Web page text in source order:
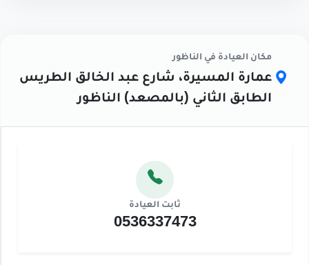
مكان العيادة في الناظور
عمارة المسيرة، شارع عبد الخالق الطريس
الطابق الثاني (بالمصعد) الناظور
ثابت العيادة
0536337473